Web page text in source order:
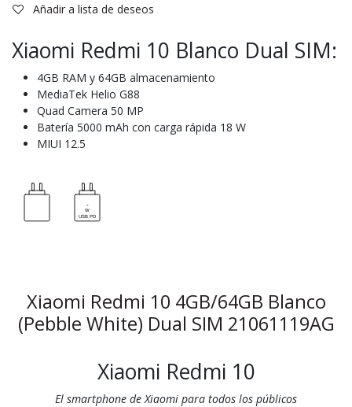
Añadir a lista de deseos
Xiaomi Redmi 10 Blanco Dual SIM:
4GB RAM y 64GB almacenamiento
MediaTek Helio G88
Quad Camera 50 MP
Batería 5000 mAh con carga rápida 18 W
MIUI 12.5
Xiaomi Redmi 10 4GB/64GB Blanco
(Pebble White) Dual SIM 21061119AG
Xiaomi Redmi 10
El smartphone de Xiaomi para todos los públicos